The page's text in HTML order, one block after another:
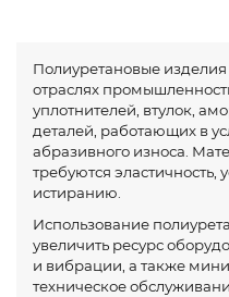
Полиуретановые
отраслях
уплотнителей, втулок,
деталей, работающих в
абразивного износа.
требуются эластичность,
истиранию.
Использование
увеличить ресурс
и вибрации, а также
техническое